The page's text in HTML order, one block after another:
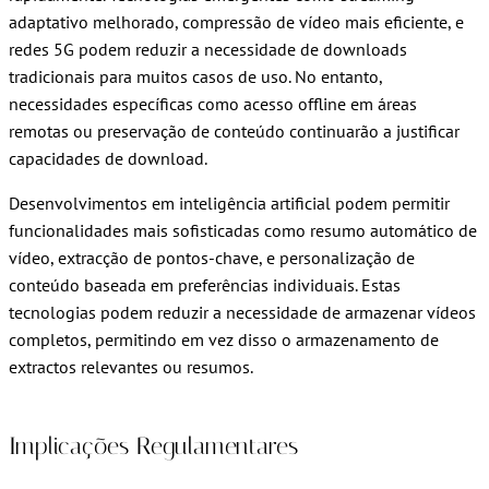
adaptativo melhorado, compressão de vídeo mais eficiente, e
redes 5G podem reduzir a necessidade de downloads
tradicionais para muitos casos de uso. No entanto,
necessidades específicas como acesso offline em áreas
remotas ou preservação de conteúdo continuarão a justificar
capacidades de download.
Desenvolvimentos em inteligência artificial podem permitir
funcionalidades mais sofisticadas como resumo automático de
vídeo, extracção de pontos-chave, e personalização de
conteúdo baseada em preferências individuais. Estas
tecnologias podem reduzir a necessidade de armazenar vídeos
completos, permitindo em vez disso o armazenamento de
extractos relevantes ou resumos.
Implicações Regulamentares